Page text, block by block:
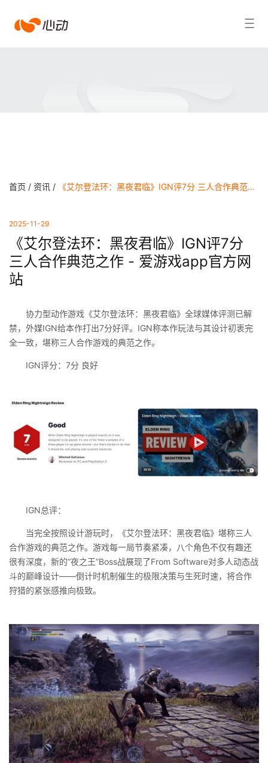
爱搜索结果
首页 / 资讯 / 《艾尔登法环：黑夜君临》IGN评7分 三人合作典范之作 - 爱游戏app官方网站
2025-11-29
《艾尔登法环：黑夜君临》IGN评7分
三人合作典范之作 - 爱游戏app官方网
站
协力型动作游戏《艾尔登法环：黑夜君临》全球媒体评测已解
禁，外媒IGN给本作打出7分好评。IGN称本作玩法与其设计初衷完
全一致，堪称三人合作游戏的典范之作。
IGN评分：7分 良好
IGN总评：
当完全按照设计游玩时，《艾尔登法环：黑夜君临》堪称三人
合作游戏的典范之作。游戏每一局节奏紧凑，八个角色不仅有趣还
很有深度，新的“夜之王”Boss战展现了From Software对多人动态战
斗的巅峰设计——倒计时机制催生的极限决策与生死时速，将合作
狩猎的紧张感推向极致。